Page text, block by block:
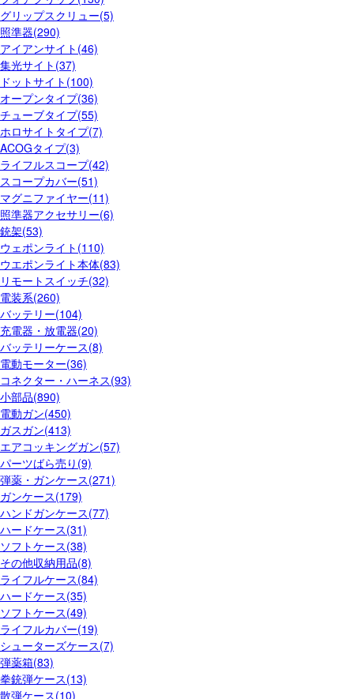
グリップスクリュー(5)
照準器(290)
アイアンサイト(46)
集光サイト(37)
ドットサイト(100)
オープンタイプ(36)
チューブタイプ(55)
ホロサイトタイプ(7)
ACOGタイプ(3)
ライフルスコープ(42)
スコープカバー(51)
マグニファイヤー(11)
照準器アクセサリー(6)
銃架(53)
ウェポンライト(110)
ウエポンライト本体(83)
リモートスイッチ(32)
電装系(260)
バッテリー(104)
充電器・放電器(20)
バッテリーケース(8)
電動モーター(36)
コネクター・ハーネス(93)
小部品(890)
電動ガン(450)
ガスガン(413)
エアコッキングガン(57)
パーツばら売り(9)
弾薬・ガンケース(271)
ガンケース(179)
ハンドガンケース(77)
ハードケース(31)
ソフトケース(38)
その他収納用品(8)
ライフルケース(84)
ハードケース(35)
ソフトケース(49)
ライフルカバー(19)
シューターズケース(7)
弾薬箱(83)
拳銃弾ケース(13)
散弾ケース(10)